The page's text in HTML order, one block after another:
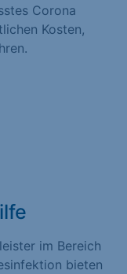
Corona
Kosten,
im Bereich
bieten